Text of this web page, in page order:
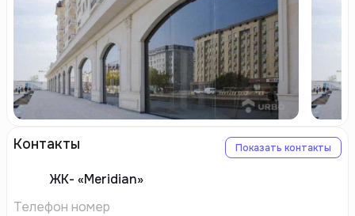
Контакты Показать контакты
ЖК- «Meridian»
Телефон номер